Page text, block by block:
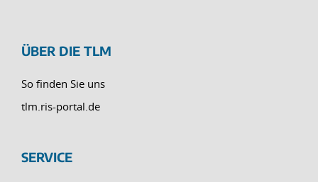
ÜBER DIE TLM
So finden Sie uns
tlm.ris-portal.de
SERVICE